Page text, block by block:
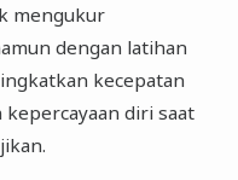
mengukur
dengan latihan
kecepatan
diri saat